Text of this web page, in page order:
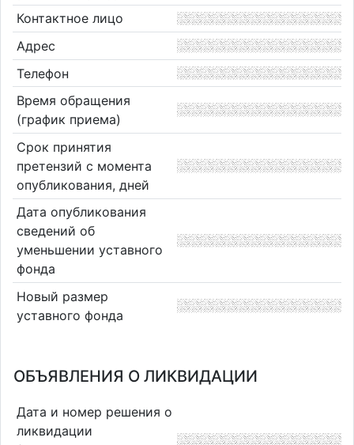
Контактное лицо
Адрес
Телефон
Время обращения
(график приема)
Срок принятия
претензий с момента
опубликования, дней
Дата опубликования
сведений об
уменьшении уставного
фонда
Новый размер
уставного фонда
ОБЪЯВЛЕНИЯ О ЛИКВИДАЦИИ
Дата и номер решения о
ликвидации